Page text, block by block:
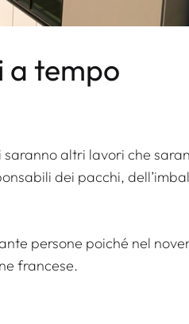
tempo
altri lavori che
dei pacchi,
persone poiché nel
francese.